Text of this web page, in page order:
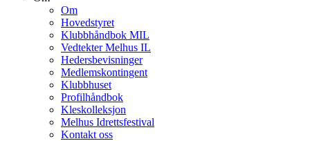
Om
Hovedstyret
Klubbhåndbok MIL
Vedtekter Melhus IL
Hedersbevisninger
Medlemskontingent
Klubbhuset
Profilhåndbok
Kleskolleksjon
Melhus Idrettsfestival
Kontakt oss